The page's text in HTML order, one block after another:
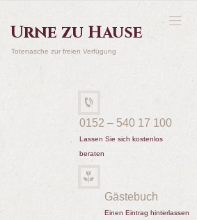
Urne zu Hause
Totenasche zur freien Verfügung
0152 – 540 17 100
Lassen Sie sich kostenlos
beraten
Gästebuch
Einen Eintrag hinterlassen